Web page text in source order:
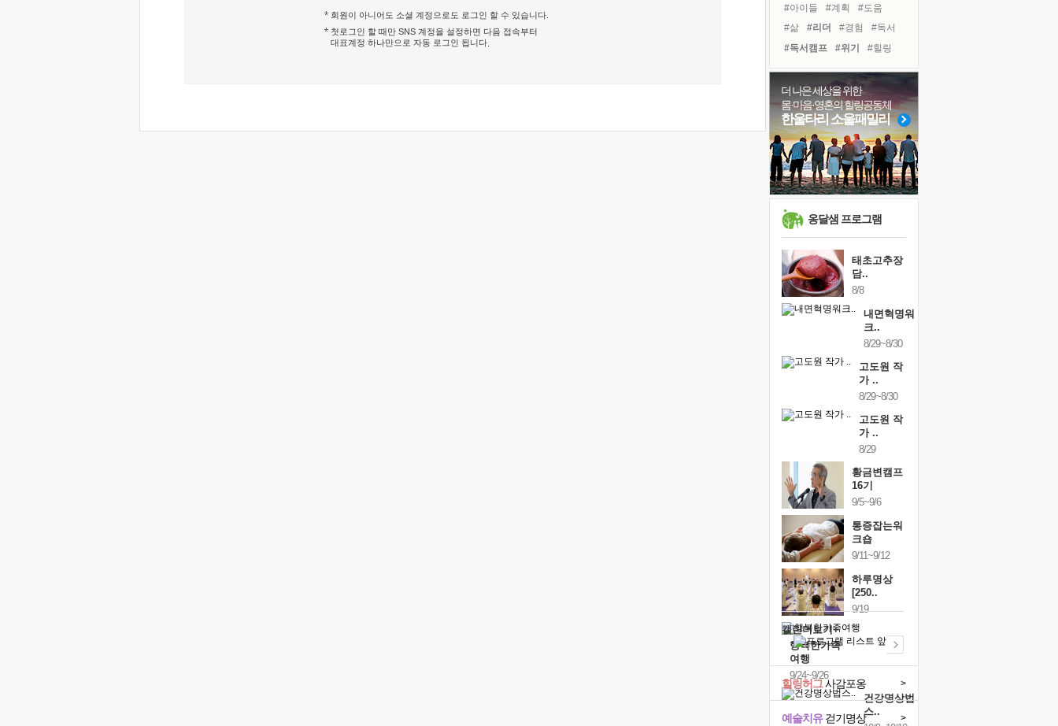
회원이 아니어도 소셜 계정으로도 로그인 할 수 있습니다.
첫로그인 할 때만 SNS 계정을 설정하면 다음 접속부터
대표계정 하나만으로 자동 로그인 됩니다
꿈이 실제가 되는 것
'말 타는 법'을 먼저
졸업식 사진을 보며
극심한 변비, 어깨결림, 수면 장애
아픈 아버지를 위한 공간 설계
슬럼프
보고 싶은 어머니
못된 꼰대들
#아이들 #계획
#도움
#삶
#리더 #경험
#독서
#독서캠프
#위기
#힐링
#희망
#사람
#면역력
#유튜브
#건강
#다짐
#링컨학교
#극복
#친구
#바이러스
#나눔
더 나은 세상을 위한
몸·마음·영혼의 힐링공동체
한울타리 소울패밀리
옹달샘 프로그램
태초고추장
담..
8/8
내면혁명워
크..
8/29~8/30
고도원 작
가 ..
8/29~8/30
고도원 작
가 ..
8/29
황금변캠프
16기
9/5~9/6
통증잡는워
크숍
9/11~9/12
하루명상
[250..
9/19
행복한가족
여행
9/24~9/26
건강명상법
스..
캘린더보기+
예술치유걷기명상 >
힐링허그사감포옹 >